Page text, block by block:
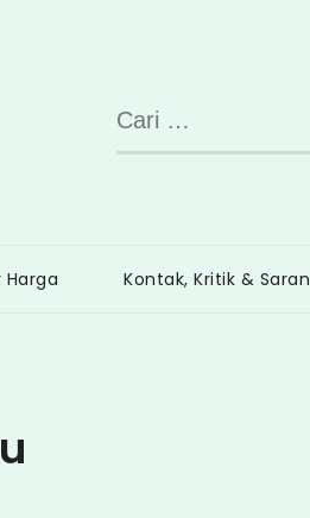
Cari
untuk:
Kontak, Kritik & Saran